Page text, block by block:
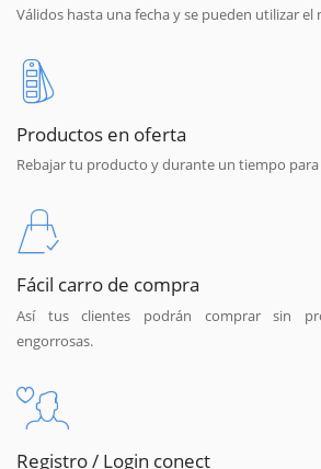
Válidos hasta una fecha y se pueden utilizar el
Productos en oferta
Rebajar tu producto y durante un tiempo
Fácil carro de compra
Así tus clientes podrán comprar sin
engorrosas.
Registro / Login conect